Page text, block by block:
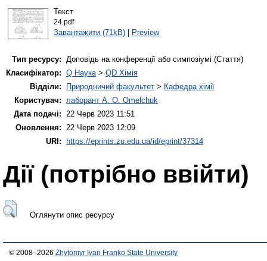
Текст
24.pdf
Завантажити (71kB)| Preview
Тип ресурсу: Доповідь на конференції або симпозіумі (Стаття)
Класифікатор: Q Наука> QD Хімія
Відділи:
Природничий факультет > Кафедра хімії
Користувач: лаборант A. O. Omelchuk
Дата подачі: 22 Черв 2023 11:51
Оновлення: 22 Черв 2023 12:09
URI:
https://eprints.zu.edu.ua/id/eprint/37314
Дії ​​(потрібно ввійти)
Оглянути опис ресурсу
© 2008–2026 Zhytomyr Ivan Franko State University